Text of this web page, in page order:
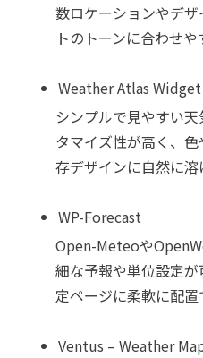
数ロケーションやデ
トのトーンに合わせや
Weather Atlas Widget
シンプルで見やすい
タマイズ性が高く、
存デザインに自然に溶
WP-Forecast
Open-Meteoや
細な予報や単位設定
定ページに柔軟に配置
Ventus – Weather